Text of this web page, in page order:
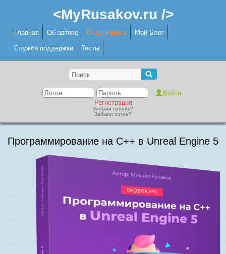
<MyRusakov.ru />
Главная Об авторе Видеокурсы Мой Блог
Служба поддержки Тесты
Регистрация
Забыли пароль?
Забыли логин?
Программирование на C++ в Unreal Engine 5